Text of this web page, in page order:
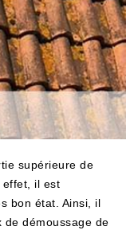
supérieure de
effet, il est
bon état. Ainsi, il
démoussage de